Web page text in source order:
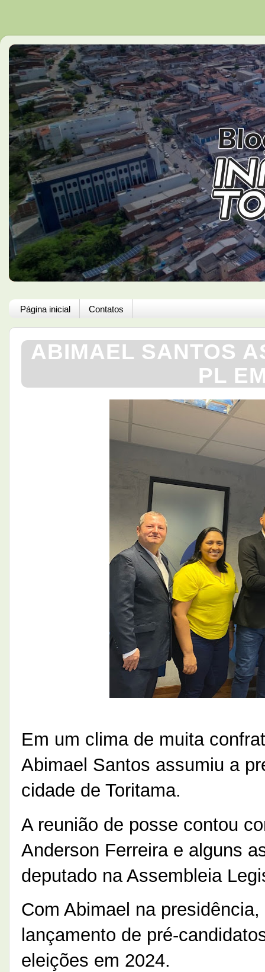
Página inicial Contatos
ABIMAEL SANTOS
PL
Em um clima de muita
Abimael Santos assumiu a
cidade de Toritama.
A reunião de posse contou
Anderson Ferreira e alguns
deputado na Assembleia
Com Abimael na
lançamento de pré-
eleições em 2024.